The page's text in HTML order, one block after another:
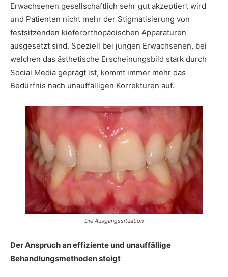
Erwachsenen gesellschaftlich sehr gut akzeptiert wird
und Patienten nicht mehr der Stigmatisierung von
festsitzenden kieferorthopädischen Apparaturen
ausgesetzt sind. Speziell bei jungen Erwachsenen, bei
welchen das ästhetische Erscheinungsbild stark durch
Social Media geprägt ist, kommt immer mehr das
Bedürfnis nach unauffälligen Korrekturen auf.
Die Ausgangssituation
Der Anspruch an effiziente und unauffällige
Behandlungsmethoden steigt